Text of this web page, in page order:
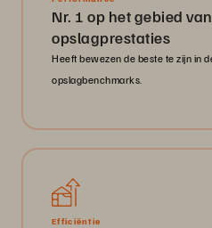
Nr. 1 op het gebied
opslagprestaties
Heeft bewezen de beste te zijn in
opslagbenchmarks.
Efficiëntie